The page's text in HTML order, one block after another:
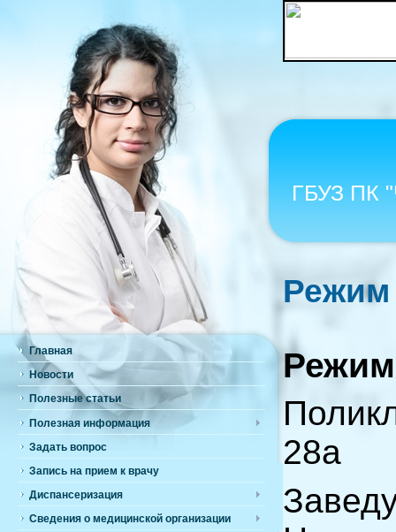
Главная
Новости
Полезные статьи
Полезная информация
Задать вопрос
Запись на прием к врачу
Диспансеризация
Сведения о медицинской организации
ГБУЗ ПК
28а